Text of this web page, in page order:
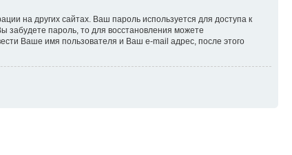
на других сайтах. Ваш пароль используется для доступа к
забудете пароль, то для восстановления можете
Ваше имя пользователя и Ваш e-mail адрес, после этого